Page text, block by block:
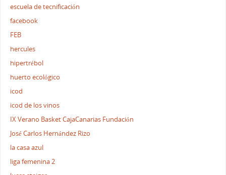
escuela de tecnificación
facebook
FEB
hercules
hipertrébol
huerto ecológico
icod
icod de los vinos
IX Verano Basket CajaCanarias Fundación
José Carlos Hernández Rizo
la casa azul
liga femenina 2